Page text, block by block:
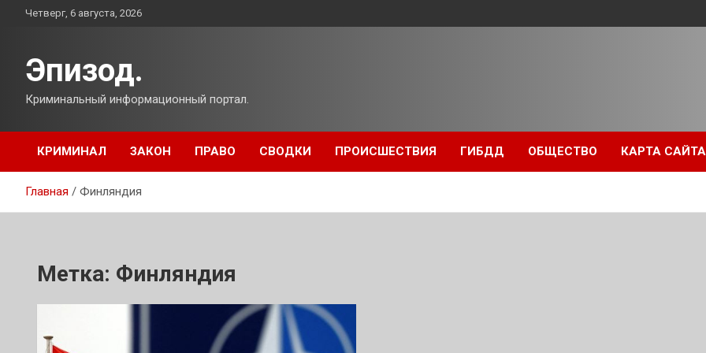
ПерейтиЧетверг, 6 августа, 2026
Эпизод.
Криминальный информационный портал.
КРИМИНАЛ ЗАКОН ПРАВО СВОДКИ ПРОИСШЕСТВИЯ ГИБДД ОБЩЕСТВО КАРТА САЙТА
Главная Финляндия
Метка: Финляндия